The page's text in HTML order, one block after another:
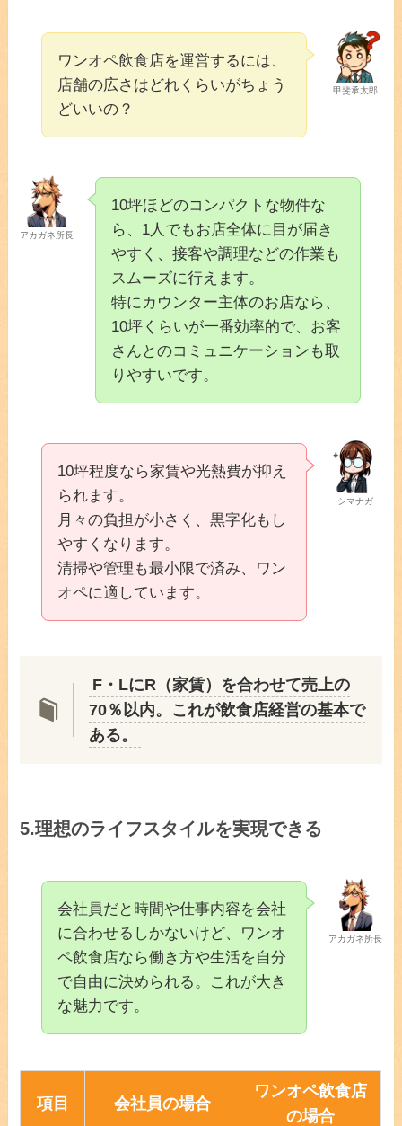
甲斐承太郎
ワンオペ飲食店を運営するには、
店舗の広さはどれくらいがちょう
どいいの？
アカガネ所長
10坪ほどのコンパクトな物件な
ら、1人でもお店全体に目が届き
やすく、接客や調理などの作業も
スムーズに行えます。
特にカウンター主体のお店なら、
10坪くらいが一番効率的で、お客
さんとのコミュニケーションも取
りやすいです。
シマナガ
10坪程度なら家賃や光熱費が抑え
られます。
月々の負担が小さく、黒字化もし
やすくなります。
清掃や管理も最小限で済み、ワン
オペに適しています。
F・LにR（家賃）を合わせて売上の
70％以内。これが飲食店経営の基本で
ある。
5.理想のライフスタイルを実現できる
アカガネ所長
会社員だと時間や仕事内容を会社
に合わせるしかないけど、ワンオ
ペ飲食店なら働き方や生活を自分
で自由に決められる。これが大き
な魅力です。
項目 会社員の場合
ワンオペ飲食店
の場合